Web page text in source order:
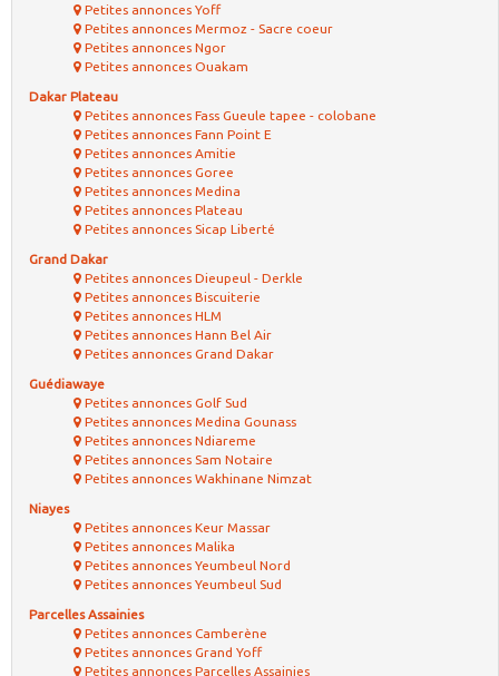
Petites annonces Yoff
Petites annonces Mermoz - Sacre coeur
Petites annonces Ngor
Petites annonces Ouakam
Dakar Plateau
Petites annonces Fass Gueule tapee - colobane
Petites annonces Fann Point E
Petites annonces Amitie
Petites annonces Goree
Petites annonces Medina
Petites annonces Plateau
Petites annonces Sicap Liberté
Grand Dakar
Petites annonces Dieupeul - Derkle
Petites annonces Biscuiterie
Petites annonces HLM
Petites annonces Hann Bel Air
Petites annonces Grand Dakar
Guédiawaye
Petites annonces Golf Sud
Petites annonces Medina Gounass
Petites annonces Ndiareme
Petites annonces Sam Notaire
Petites annonces Wakhinane Nimzat
Niayes
Petites annonces Keur Massar
Petites annonces Malika
Petites annonces Yeumbeul Nord
Petites annonces Yeumbeul Sud
Parcelles Assainies
Petites annonces Camberène
Petites annonces Grand Yoff
Petites annonces Parcelles Assainies